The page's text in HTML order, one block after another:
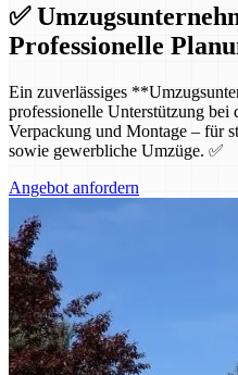
✅
Professionelle
Ein zuverlässiges
professionelle Unterstützung bei
Verpackung und Montage – für
sowie gewerbliche Umzüge. ✅
Angebot anfordern